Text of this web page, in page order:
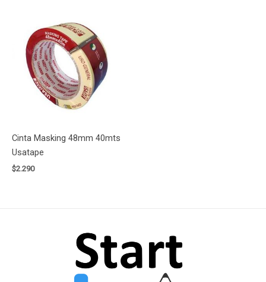
Cinta Masking 48mm 40mts
Usatape
$2.290